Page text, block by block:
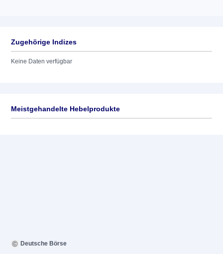
Zugehörige Indizes
Keine Daten verfügbar
Meistgehandelte Hebelprodukte
Deutsche Börse